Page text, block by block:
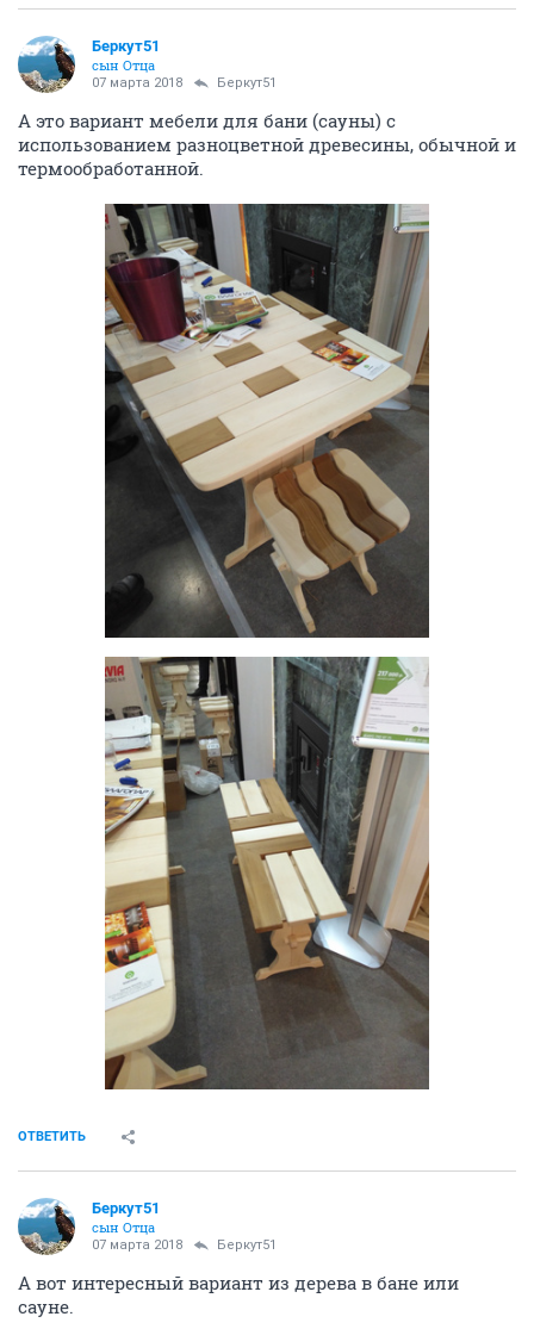
Беркут51
сын Отца
07 марта 2018 Беркут51
А это вариант мебели для бани (сауны) с
использованием разноцветной древесины, обычной и
термообработанной.
ОТВЕТИТЬ
Беркут51
сын Отца
07 марта 2018 Беркут51
А вот интересный вариант из дерева в бане или
сауне.